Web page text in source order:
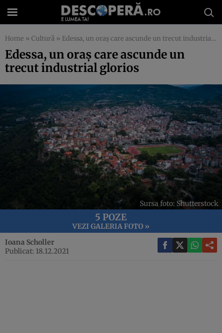
Home » Cultură » Edessa, un oraș care ascunde un trecut industrial glorios
Edessa, un oraș care ascunde un
trecut industrial glorios
Sursa foto: Shutterstock
5 POZE
VEZI GALERIA FOTO »
Ioana Scholler
Publicat: 18.12.2021